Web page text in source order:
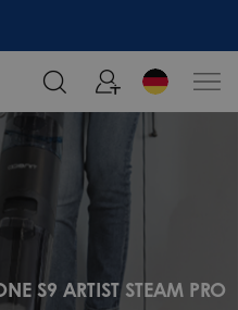
S9 ARTIST STEAM PRO